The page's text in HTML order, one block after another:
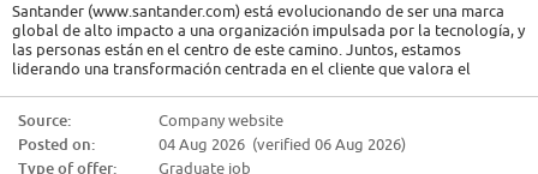
Santander (www.santander.com) está evolucionando de ser una marca
global de alto impacto a una organización impulsada por la tecnología, y
las personas están en el centro de este camino. Juntos, estamos
liderando una transformación centrada en el cliente que valora el
Esto es más que un cambio estratégico: es una oportunidad para crecer,
aprender y generar un impacto real.
Source:
Company website
Posted on:
04 Aug 2026 (verified 06 Aug 2026)
Type of offer:
Graduate job